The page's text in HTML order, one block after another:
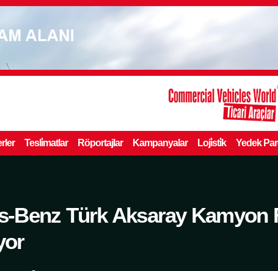
Tesli̇matlar Röportajlar Kampanyalar Loji̇sti̇k Yedek
Benz Türk Aksaray Kamyon